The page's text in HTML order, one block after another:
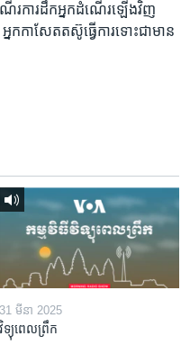
រ​ការ​​ដឹក​អ្នក​ដំណើរ​ឡើង​វិញ​
ាសែត​តស៊ូ​ធ្វើ​ការ​ទោះ​ជា​មាន​
31 មីនា 2025
វិទ្យុពេលព្រឹក